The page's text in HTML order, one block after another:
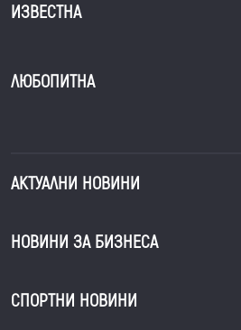
ИЗВЕСТНА
ЛЮБОПИТНА
АКТУАЛНИ НОВИНИ
НОВИНИ ЗА БИЗНЕСА
СПОРТНИ НОВИНИ